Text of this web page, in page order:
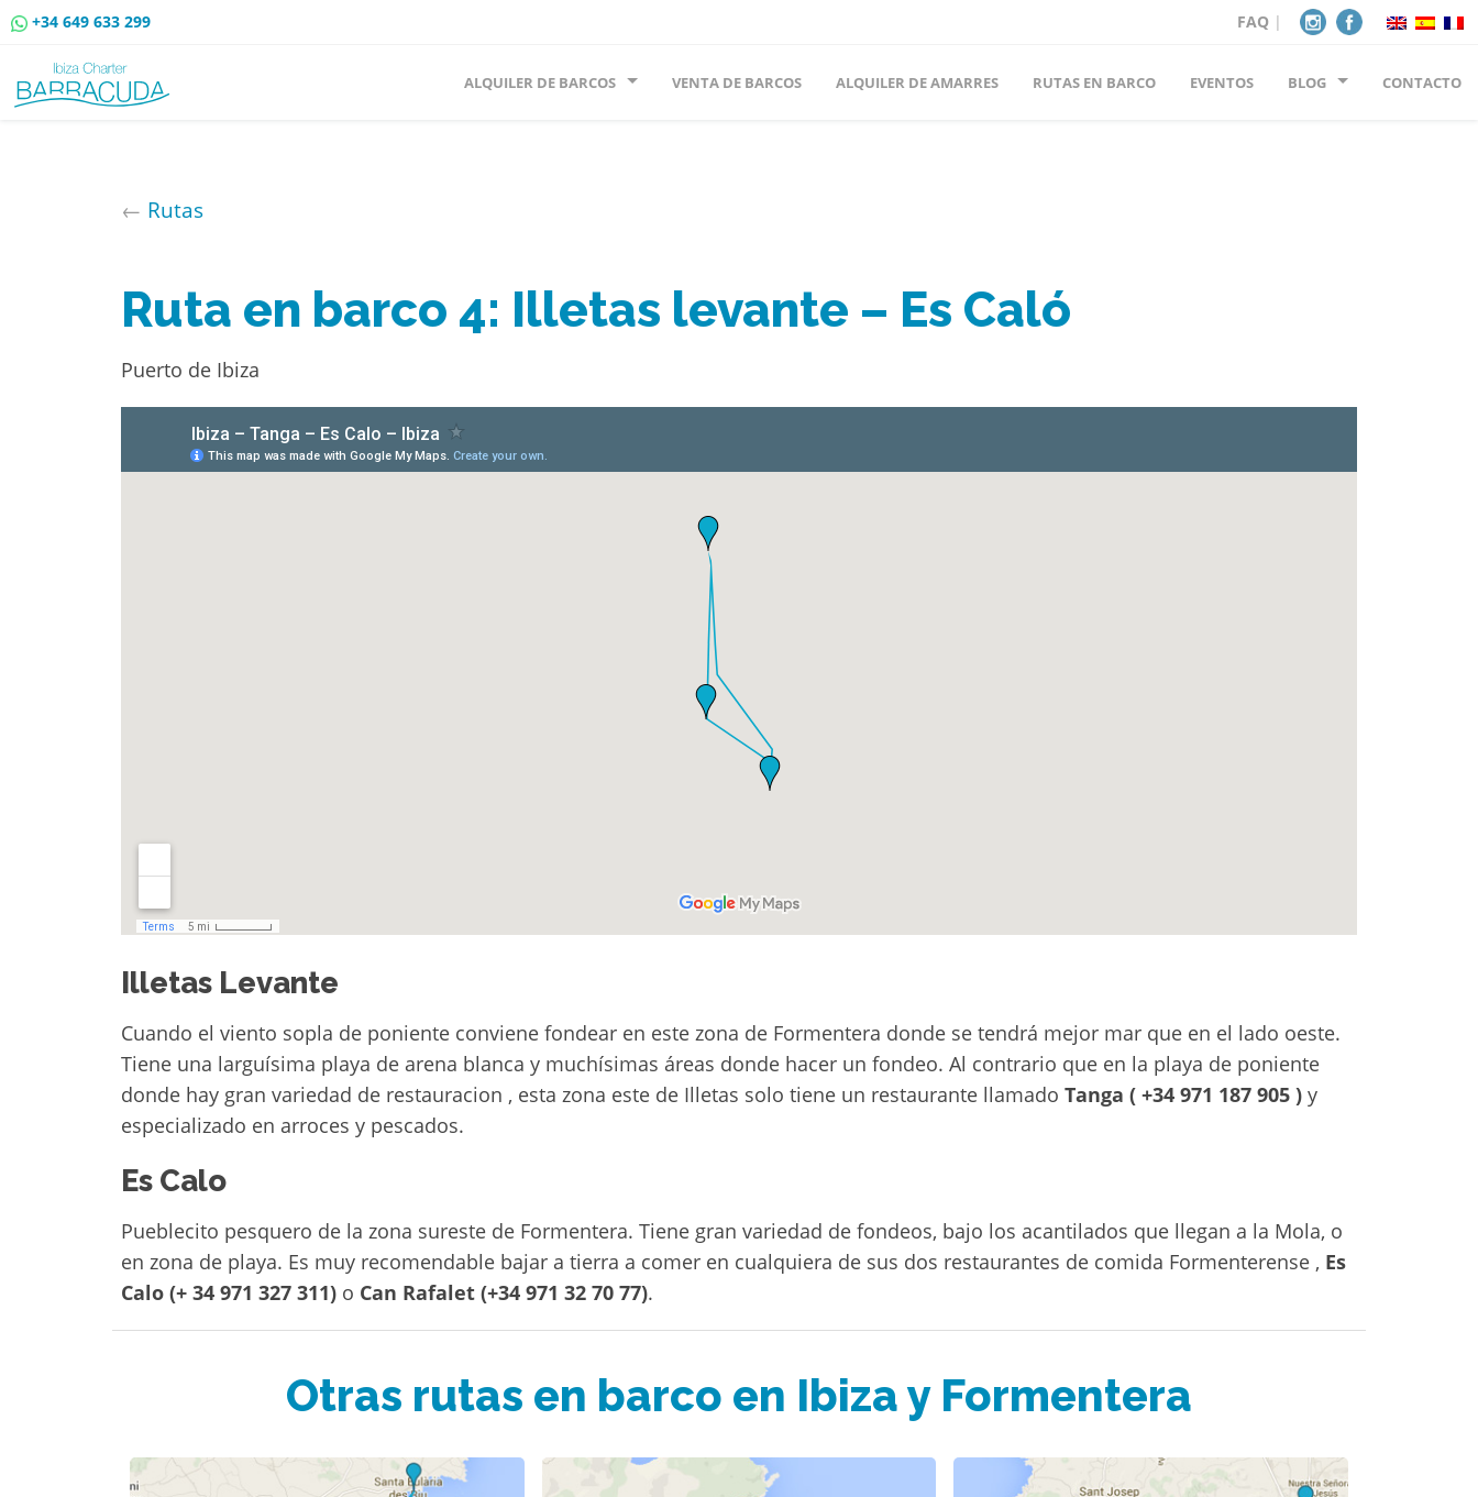
+34 649 633 299 FAQ|
ALQUILER DE BARCOS VENTA DE BARCOS ALQUILER DE AMARRES RUTAS EN BARCO EVENTOS BLOG CONTACTO
← Rutas
Ruta en barco 4: Illetas levante – Es Caló
Puerto de Ibiza
Illetas Levante
Cuando el viento sopla de poniente conviene fondear en este zona de Formentera donde se tendrá mejor mar que en el lado oeste.
Tiene una larguísima playa de arena blanca y muchísimas áreas donde hacer un fondeo. Al contrario que en la playa de poniente
donde hay gran variedad de restauracion , esta zona este de Illetas solo tiene un restaurante llamado Tanga ( +34 971 187 905 ) y
especializado en arroces y pescados.
Es Calo
Pueblecito pesquero de la zona sureste de Formentera. Tiene gran variedad de fondeos, bajo los acantilados que llegan a la Mola, o
en zona de playa. Es muy recomendable bajar a tierra a comer en cualquiera de sus dos restaurantes de comida Formenterense , Es
Calo (+ 34 971 327 311) o Can Rafalet (+34 971 32 70 77).
Otras rutas en barco en Ibiza y Formentera